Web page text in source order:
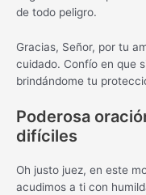
de todo peligro.
Gracias, Señor, por tu
cuidado. Confío en que
brindándome tu
Poderosa
difíciles
Oh justo juez, en este
acudimos a ti con